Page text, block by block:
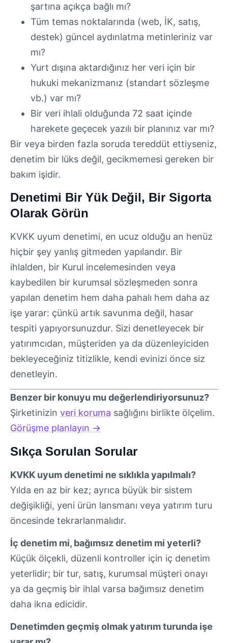
şartına açıkça bağlı mı?
Tüm temas noktalarında (web, İK, satış,
destek) güncel aydınlatma metinleriniz var
mı?
Yurt dışına aktardığınız her veri için bir
hukuki mekanizmanız (standart sözleşme
vb.) var mı?
Bir veri ihlali olduğunda 72 saat içinde
harekete geçecek yazılı bir planınız var mı?
Bir veya birden fazla soruda tereddüt ettiyseniz,
denetim bir lüks değil, gecikmemesi gereken bir
bakım işidir.
Denetimi Bir Yük Değil, Bir Sigorta
Olarak Görün
KVKK uyum denetimi, en ucuz olduğu an henüz
hiçbir şey yanlış gitmeden yapılandır. Bir
ihlalden, bir Kurul incelemesinden veya
kaybedilen bir kurumsal sözleşmeden sonra
yapılan denetim hem daha pahalı hem daha az
işe yarar: çünkü artık savunma değil, hasar
tespiti yapıyorsunuzdur. Sizi denetleyecek bir
yatırımcıdan, müşteriden ya da düzenleyiciden
bekleyeceğiniz titizlikle, kendi evinizi önce siz
denetleyin.
Benzer bir konuyu mu değerlendiriyorsunuz?
Şirketinizin veri koruma sağlığını birlikte ölçelim.
Görüşme planlayın →
Sıkça Sorulan Sorular
KVKK uyum denetimi ne sıklıkla yapılmalı?
Yılda en az bir kez; ayrıca büyük bir sistem
değişikliği, yeni ürün lansmanı veya yatırım turu
öncesinde tekrarlanmalıdır.
İç denetim mi, bağımsız denetim mi yeterli?
Küçük ölçekli, düzenli kontroller için iç denetim
yeterlidir; bir tur, satış, kurumsal müşteri onayı
ya da geçmiş bir ihlal varsa bağımsız denetim
daha ikna edicidir.
Denetimden geçmiş olmak yatırım turunda işe